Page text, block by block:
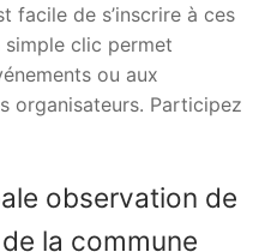
facile de s’inscrire à ces
clic permet
ou aux
organisateurs. Participez
observation de
la commune